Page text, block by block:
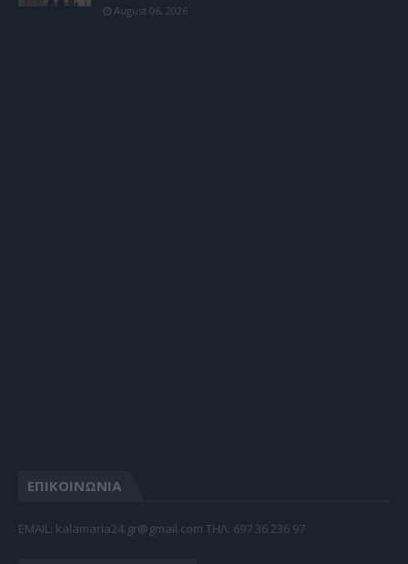
August 06, 2026
ΕΠΙΚΟΙΝΩΝΙΑ
EMAIL: kalamaria24.gr@gmail.com TΗΛ: 697 36 236 97